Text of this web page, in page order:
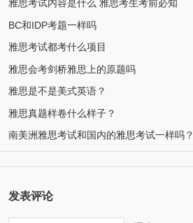
雅思考试内容是什么 雅思考生考前必知
BC和IDP考题一样吗
雅思考试都考什么项目
雅思会考剑桥雅思上的原题吗
雅思是不是美式英语？
雅思真题样卷什么样子？
南美洲雅思考试和国内的雅思考试一样吗？
发表评论